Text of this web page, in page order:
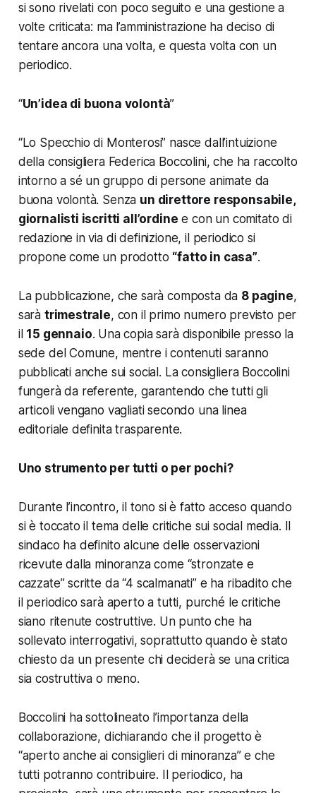
si sono rivelati con poco seguito e una gestione a
volte criticata: ma l’amministrazione ha deciso di
tentare ancora una volta, e questa volta con un
periodico.
“Un’idea di buona volontà”
“Lo Specchio di Monterosi” nasce dall’intuizione
della consigliera Federica Boccolini, che ha raccolto
intorno a sé un gruppo di persone animate da
buona volontà. Senza un direttore responsabile,
giornalisti iscritti all’ordine e con un comitato di
redazione in via di definizione, il periodico si
propone come un prodotto “fatto in casa”.
La pubblicazione, che sarà composta da 8 pagine,
sarà trimestrale, con il primo numero previsto per
il 15 gennaio. Una copia sarà disponibile presso la
sede del Comune, mentre i contenuti saranno
pubblicati anche sui social. La consigliera Boccolini
fungerà da referente, garantendo che tutti gli
articoli vengano vagliati secondo una linea
editoriale definita trasparente.
Uno strumento per tutti o per pochi?
Durante l’incontro, il tono si è fatto acceso quando
si è toccato il tema delle critiche sui social media. Il
sindaco ha definito alcune delle osservazioni
ricevute dalla minoranza come “stronzate e
cazzate” scritte da “4 scalmanati” e ha ribadito che
il periodico sarà aperto a tutti, purché le critiche
siano ritenute costruttive. Un punto che ha
sollevato interrogativi, soprattutto quando è stato
chiesto da un presente chi deciderà se una critica
sia costruttiva o meno.
Boccolini ha sottolineato l’importanza della
collaborazione, dichiarando che il progetto è
“aperto anche ai consiglieri di minoranza” e che
tutti potranno contribuire. Il periodico, ha